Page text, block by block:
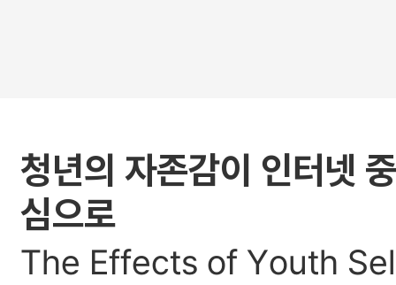
청년의 자존감이 인터넷
심으로
The Effects of Youth